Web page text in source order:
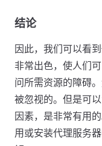
结论
因此，我们可以看
非常出色，使人们
问所需资源的障碍
被忽视的。但是可
因素，是非常有用
用或安装代理服务